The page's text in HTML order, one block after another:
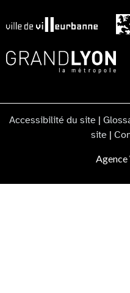
Accessibilité du site
site
Agence